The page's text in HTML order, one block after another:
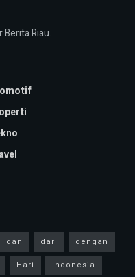
Berita Riau.
dan dari
dengan
Hari
Indonesia